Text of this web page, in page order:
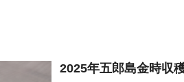
2025年五郎島金時収